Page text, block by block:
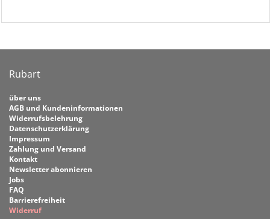
Rubart
über uns
AGB und Kundeninformationen
Widerrufsbelehrung
Datenschutzerklärung
Impressum
Zahlung und Versand
Kontakt
Newsletter abonnieren
Jobs
FAQ
Barrierefreiheit
Widerruf